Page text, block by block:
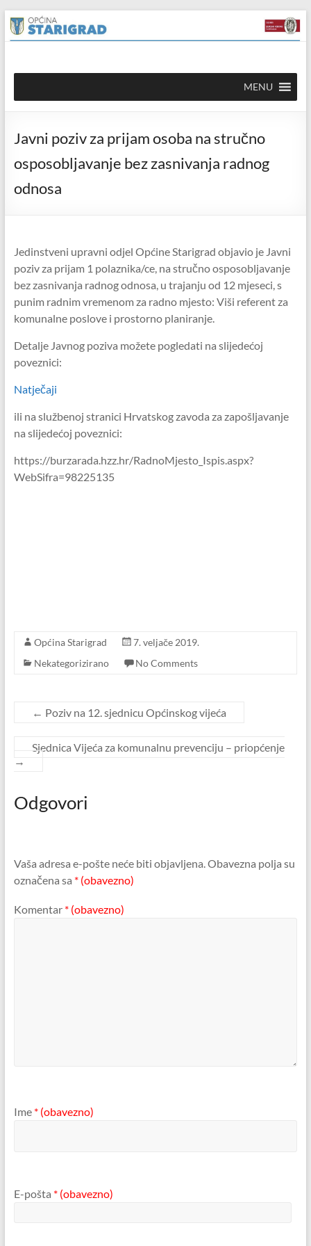
content
Skip
to
content
Općina
Starigrad
mrežna
MENU
Javni poziv za prijam osoba na stručno
osposobljavanje bez zasnivanja radnog
odnosa
Jedinstveni upravni odjel Općine Starigrad objavio je Javni
poziv za prijam 1 polaznika/ce, na stručno osposobljavanje
bez zasnivanja radnog odnosa, u trajanju od 12 mjeseci, s
punim radnim vremenom za radno mjesto: Viši referent za
komunalne poslove i prostorno planiranje.
Detalje Javnog poziva možete pogledati na slijedećoj
poveznici:
Natječaji
ili na službenoj stranici Hrvatskog zavoda za zapošljavanje
na slijedećoj poveznici:
https://burzarada.hzz.hr/RadnoMjesto_Ispis.aspx?
WebSifra=98225135
Općina Starigrad
7. veljače 2019.
Nekategorizirano
No Comments
← Poziv na 12. sjednicu Općinskog vijeća
Sjednica Vijeća za komunalnu prevenciju – priopćenje
→
Odgovori
Vaša adresa e-pošte neće biti objavljena.Obavezna polja su
označena sa * (obavezno)
Komentar * (obavezno)
Ime * (obavezno)
E-pošta * (obavezno)